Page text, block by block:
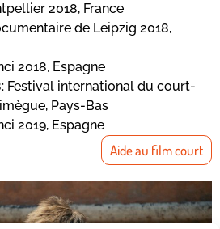
2018, France
de Leipzig 2018,
2018, Espagne
Festival international du court-
Pays-Bas
2019, Espagne
Aide au film court